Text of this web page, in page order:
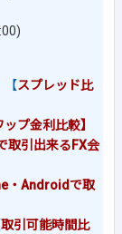
【スプレッド比
ップ金利比較】
取引出来るFX会
・Androidで取
取引可能時間比